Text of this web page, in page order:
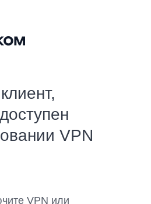
VPN
VPN или